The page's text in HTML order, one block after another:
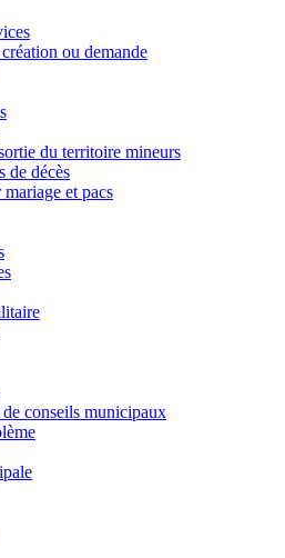
ou demande
du territoire mineurs
de décès
et pacs
conseils municipaux